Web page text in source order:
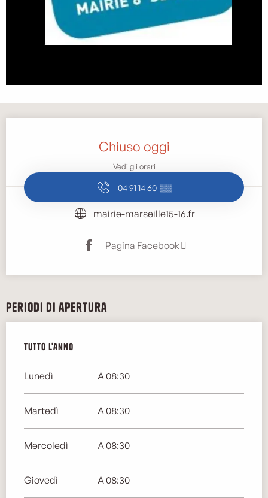
Chiuso oggi
Vedi gli orari
04 91 14 60 ▒▒
mairie-marseille15-16.fr
Pagina Facebook
Periodi di apertura
Tutto l'anno
Tutto l'anno
Lunedì A 08:30
Martedì A 08:30
Mercoledì A 08:30
Giovedì A 08:30